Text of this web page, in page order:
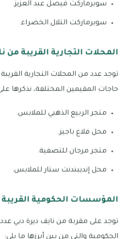
سوبرماركت فيصل عبد العزيز.
سوبرماركت التلال الخضراء.
المحلات التجارية القريبة من
توجد عدد من المحلات التجارية
حاجات المقيمين المختلفة، نذكرها على
متجر الربيع الذهبي للملابس.
محل فلاغ باجيز.
متجر مرجان للتصفية.
محل إنديبندنت ستار للملابس.
المؤسسات الحكومية القريبة
توجد على مقربة من نايف ديرة دبي
الحكومية والتي من بين أبرزها ما يلي: